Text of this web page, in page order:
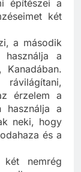
építészei a
két
a második
a
érzelem a
használja a
neki, hogy
és a
nemrég